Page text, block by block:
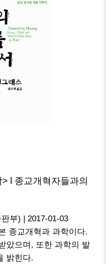
l 종교개혁자들과의
부) | 2017-01-03
종교개혁과 과학이다.
았으며, 또한 과학의 발
밝힌다.